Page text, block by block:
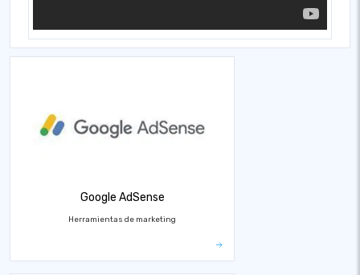
Google AdSense
Herramientas de marketing